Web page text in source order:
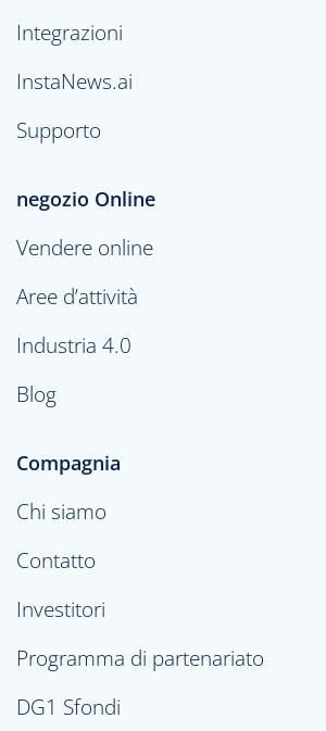
Integrazioni
InstaNews.ai
Supporto
negozio Online
Vendere online
Aree d’attività
Industria 4.0
Blog
Compagnia
Chi siamo
Contatto
Investitori
Programma di partenariato
DG1 Sfondi